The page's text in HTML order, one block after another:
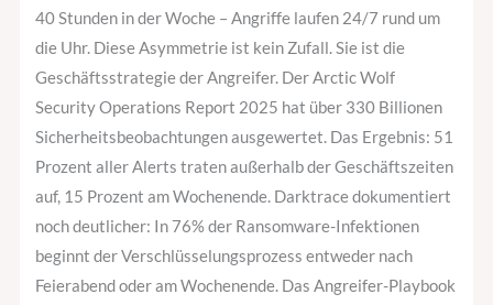
40 Stunden in der Woche – Angriffe laufen 24/7 rund um
die Uhr. Diese Asymmetrie ist kein Zufall. Sie ist die
Geschäftsstrategie der Angreifer. Der Arctic Wolf
Security Operations Report 2025 hat über 330 Billionen
Sicherheitsbeobachtungen ausgewertet. Das Ergebnis: 51
Prozent aller Alerts traten außerhalb der Geschäftszeiten
auf, 15 Prozent am Wochenende. Darktrace dokumentiert
noch deutlicher: In 76% der Ransomware-Infektionen
beginnt der Verschlüsselungsprozess entweder nach
Feierabend oder am Wochenende. Das Angreifer-Playbook